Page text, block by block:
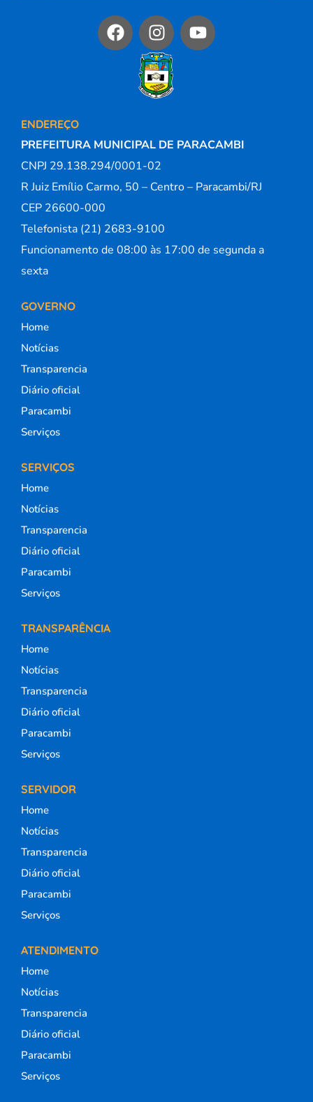
ENDEREÇO
PREFEITURA MUNICIPAL DE PARACAMBI
CNPJ 29.138.294/0001-02
R Juiz Emílio Carmo, 50 – Centro – Paracambi/RJ
CEP 26600-000
Telefonista (21) 2683-9100
Funcionamento de 08:00 às 17:00 de segunda a
sexta
GOVERNO
Home
Notícias
Transparencia
Diário oficial
Paracambi
Serviços
SERVIÇOS
Home
Notícias
Transparencia
Diário oficial
Paracambi
Serviços
TRANSPARÊNCIA
Home
Notícias
Transparencia
Diário oficial
Paracambi
Serviços
SERVIDOR
Home
Notícias
Transparencia
Diário oficial
Paracambi
Serviços
ATENDIMENTO
Home
Notícias
Transparencia
Diário oficial
Paracambi
Serviços